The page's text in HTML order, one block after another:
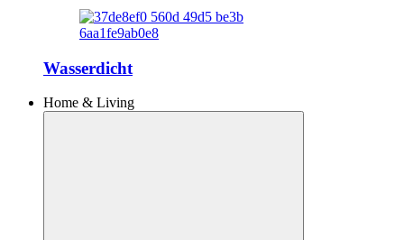
Wasserdicht
Home & Living